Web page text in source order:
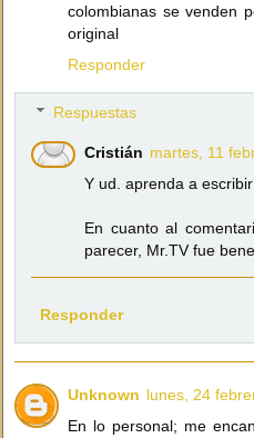
colombianas se venden
original
Responder
Respuestas
Cristián martes, 11
Y ud. aprenda a escribir
En cuanto al
parecer, Mr.TV fue
Responder
Unknown lunes, 24
En lo personal; me